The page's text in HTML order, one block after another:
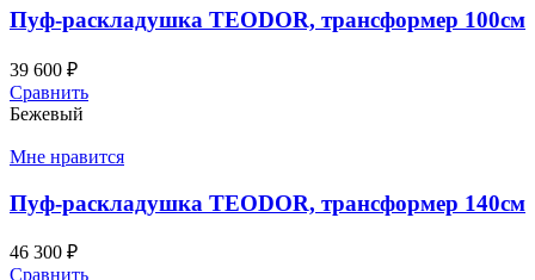
Пуф-раскладушка TEODOR, трансформер 100см
39 600 ₽
Сравнить
Бежевый
Мне нравится
Пуф-раскладушка TEODOR, трансформер 140см
46 300 ₽
Сравнить